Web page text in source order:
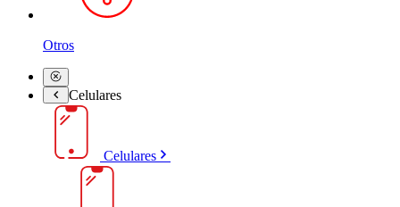
Otros
Celulares
Celulares